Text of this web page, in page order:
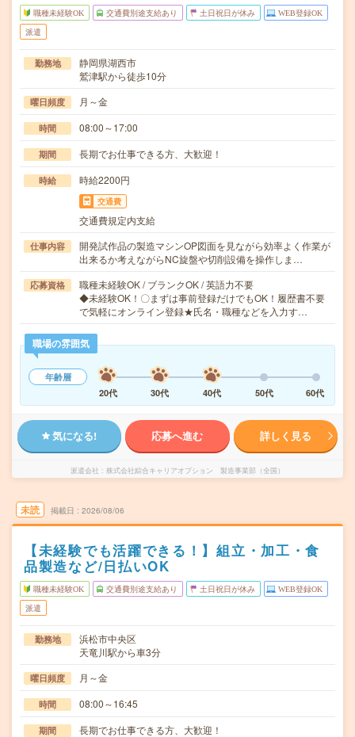
職種未経験OK 交通費別途支給あり 土日祝日が休み WEB登録OK
派遣
勤務地
静岡県湖西市
鷲津駅から徒歩10分
曜日頻度 月～金
時間 08:00～17:00
期間 長期でお仕事できる方、大歓迎！
時給 時給2200円
交通費
交通費規定内支給
仕事内容
開発試作品の製造マシンOP図面を見ながら効率よく作業が
出来るか考えながらNC旋盤や切削設備を操作しま…
応募資格
職種未経験OK / ブランクOK / 英語力不要
◆未経験OK！〇まずは事前登録だけでもOK！履歴書不要
で気軽にオンライン登録★氏名・職種などを入力す…
職場の雰囲気
年齢層
20代
30代 40代 50代 60代
気になる! 応募へ進む 詳しく見る
派遣会社 株式会社綜合キャリアオプション 製造事業部（全国）
未読 掲載日 2026/08/06
【未経験でも活躍できる！】組立・加工・食
品製造など/日払いOK
職種未経験OK 交通費別途支給あり 土日祝日が休み WEB登録OK
派遣
勤務地
浜松市中央区
天竜川駅から車3分
曜日頻度 月～金
時間 08:00～16:45
期間 長期でお仕事できる方、大歓迎！